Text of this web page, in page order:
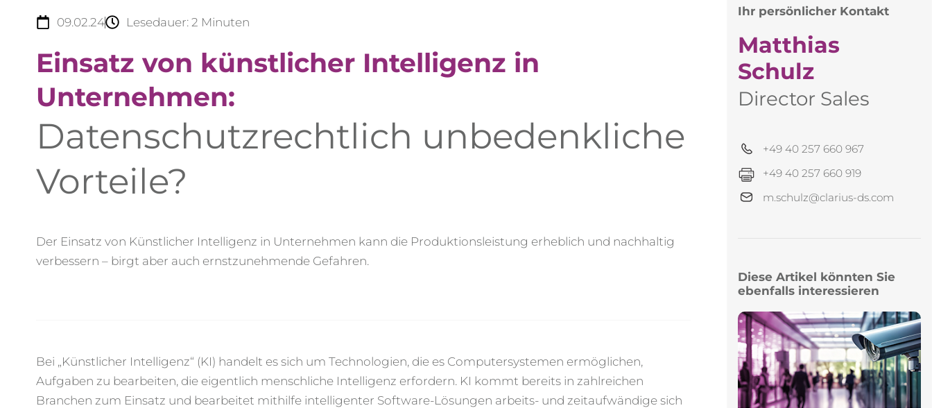
09.02.24 Lesedauer: 2 Minuten
Einsatz von künstlicher Intelligenz in
Unternehmen:
Datenschutzrechtlich unbedenkliche
Vorteile?
Der Einsatz von Künstlicher Intelligenz in Unternehmen kann die Produktionsleistung erheblich und nachhaltig
verbessern – birgt aber auch ernstzunehmende Gefahren.
Bei „Künstlicher Intelligenz“ (KI) handelt es sich um Technologien, die es Computersystemen ermöglichen,
Aufgaben zu bearbeiten, die eigentlich menschliche Intelligenz erfordern. KI kommt bereits in zahlreichen
Branchen zum Einsatz und bearbeitet mithilfe intelligenter Software-Lösungen arbeits- und zeitaufwändige sich
Ihr persönlicher Kontakt
Matthias
Schulz
Director Sales
+49 40 257 660 967
+49 40 257 660 919
m.schulz@clarius-ds.com
Diese Artikel könnten Sie
ebenfalls interessieren